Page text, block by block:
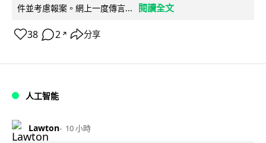
件並考慮報案。網上一度傳言...
閱讀全文
38 2 ↗ 分享
人工智能
Lawton 10 小時